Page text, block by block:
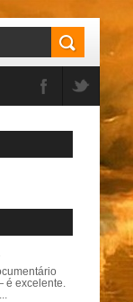
é excelente.